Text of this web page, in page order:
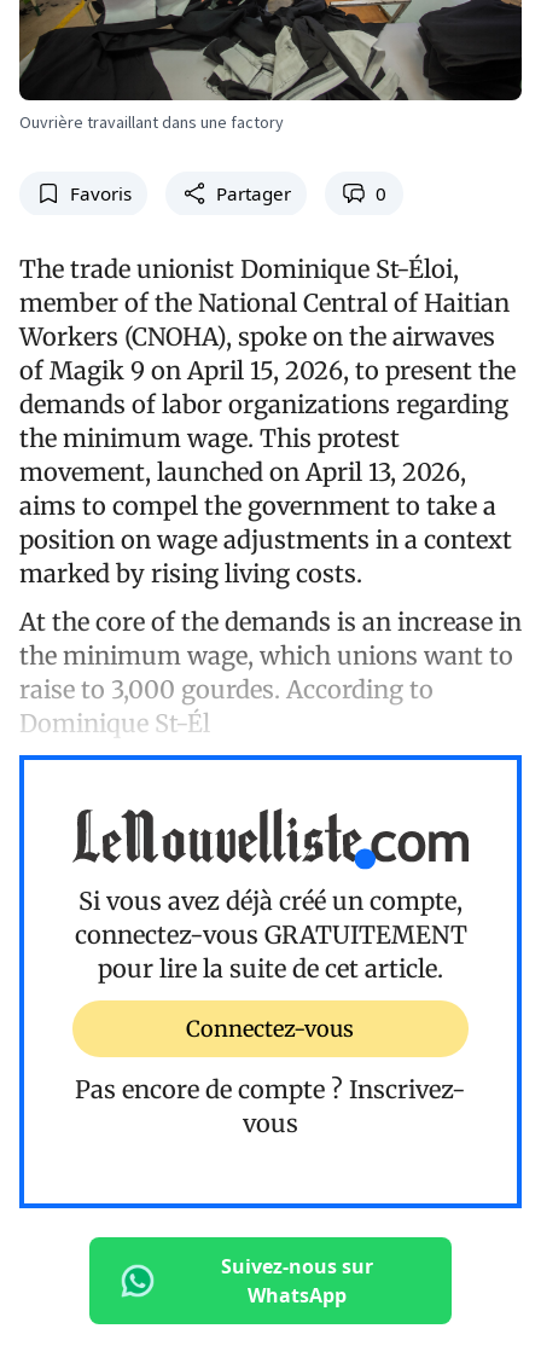
Ouvrière travaillant dans une factory
Favoris Partager 0
The trade unionist Dominique St-Éloi,
member of the National Central of Haitian
Workers (CNOHA), spoke on the airwaves
of Magik 9 on April 15, 2026, to present the
demands of labor organizations regarding
the minimum wage. This protest
movement, launched on April 13, 2026,
aims to compel the government to take a
position on wage adjustments in a context
marked by rising living costs.
At the core of the demands is an increase in
the minimum wage, which unions want to
raise to 3,000 gourdes. According to
Dominique St-Él
Si vous avez déjà créé un compte,
connectez-vous GRATUITEMENT
pour lire la suite de cet article.
Connectez-vous
Pas encore de compte ? Inscrivez-
vous
Suivez-nous sur
WhatsApp